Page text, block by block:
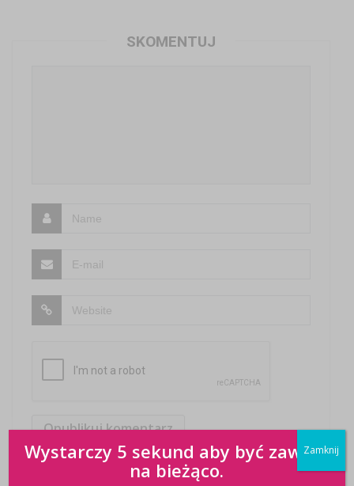
SKOMENTUJ
Wystarczy 5 sekund aby być zawsze
na bieżąco.
Zamknij